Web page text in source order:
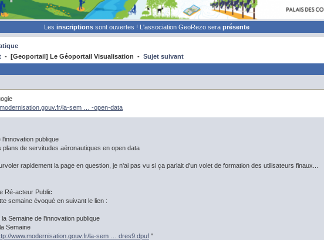
Les inscriptions sont ouvertes ! L'association GeoRezo sera présente
- [Geoportail] Le Géoportail Visualisation - Sujet suivant
la-sem … -open-data
l'innovation publique
plans de servitudes aéronautiques en open data
rapidement la page en question, je n'ai pas vu si ça parlait d'un volet de formation des utilisateurs finaux...
Ré-acteur Public
semaine évoqué en suivant le lien :
Semaine de l'innovation publique
Semaine
www.modernisation.gouv.fr/la-sem … dres9.dpuf "